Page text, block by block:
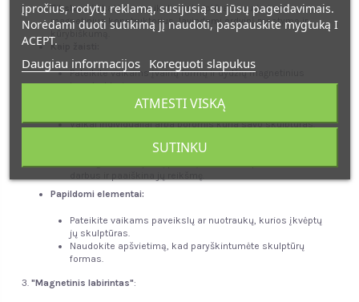
Tikslas:Vaikai kuria unikalias skulptūras naudodami
magnetinius konstruktorius, lavindami erdvinį mąstymą ir
Kaip žaisti:
Pateikite vaikams įvairių formų ir dydžių magnetinius
konstruktorius.
Iškelkite iššūkį sukurti skulptūras, vaizduojančias tam
tikrus objektus ar idėjas (pvz., gyvūnas, gėlė, abstrakcija).
Vaikai individualiai arba poromis kuria savo skulptūras.
jungtimis ir kurti stabilias konstrukcijas.
Papildomi elementai:
Pateikite vaikams paveikslų ar nuotraukų, kurios įkvėptų
jų skulptūras.
Naudokite apšvietimą, kad paryškintumėte skulptūrų
formas.
"Magnetinis labirintas":
įpročius, rodytų reklamą, susijusią su jūsų pageidavimais.
Norėdami duoti sutikimą jį naudoti, paspauskite mygtuką I
ACEPT.
Daugiau informacijos Koreguoti slapukus
ATMESTI VISKĄ
SUTINKU